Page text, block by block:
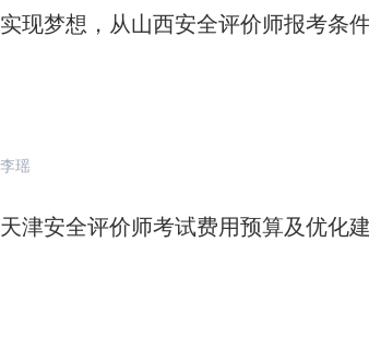
实现梦想，从山西安全评价师报考条
李瑶
天津安全评价师考试费用预算及优化